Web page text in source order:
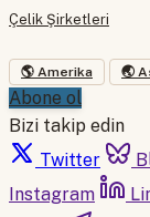
Çelik Şirketleri
🌎 Amerika 🌏
Abone ol
Bizi takip edin
Twitter
Instagram